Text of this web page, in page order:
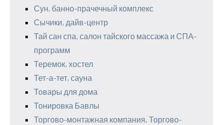
Сун, банно-прачечный комплекс
Сычики, дайв-центр
Тай сан спа, салон тайского массажа и СПА-
программ
Теремок, хостел
Тет-а-тет, сауна
Товары для дома
Тонировка Бавлы
Торгово-монтажная компания, Торгово-